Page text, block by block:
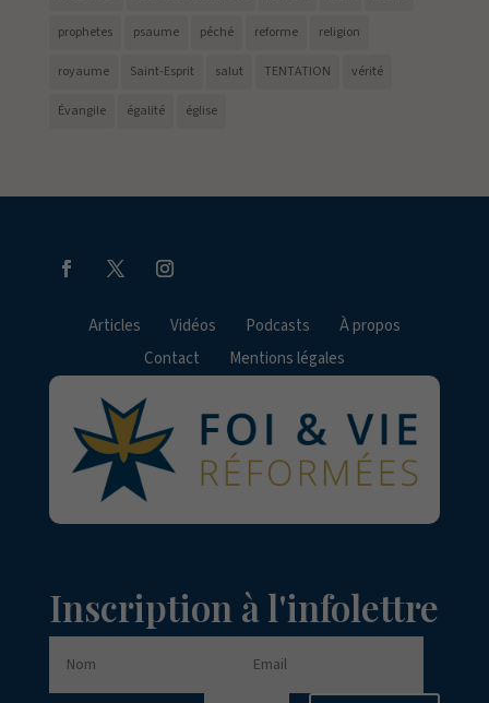
prophetes psaume péché reforme religion
royaume Saint-Esprit salut TENTATION vérité
Évangile égalité église
Articles Vidéos Podcasts
À propos
Contact
Mentions légales
Inscription à l'infolettre